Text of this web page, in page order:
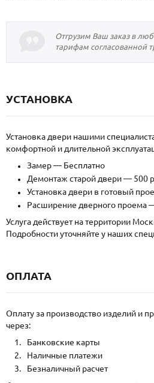
Отгрузим Ваш заказ в
тарифам согласованной
УСТАНОВКА
Установка двери нашими
комфортной и длительной
Замер — Бесплатно
Демонтаж старой двери — 500
Установка двери в готовый
Расширение дверного проема
Услуга действует на территории
Подробности уточняйте у наших
ОПЛАТА
Оплату за производство изделий и
через:
Банковские карты
Наличные платежи
Безналичный расчет